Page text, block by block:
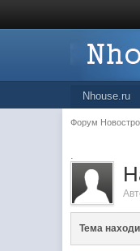
Nhouse.ru
Форум
.
Тема